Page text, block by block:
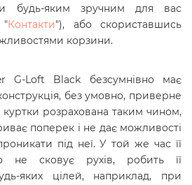
будь-яким зручним для вас
"Контакти"), або скориставшись
корзини.
G-Loft Black безсумнівно має
без умовно, приверне
розрахована таким чином,
поперек і не дає можливості
під неї. У той же час її
не сковує рухів, робить її
яких цілей, наприклад, при